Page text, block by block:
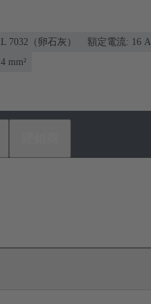
7032（卵石灰）
額定電流: ‌16 A
mm²